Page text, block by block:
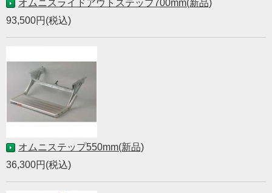
オムニスライドアウトステップ700mm(新品)
93,500円(税込)
オムニステップ550mm(新品)
36,300円(税込)